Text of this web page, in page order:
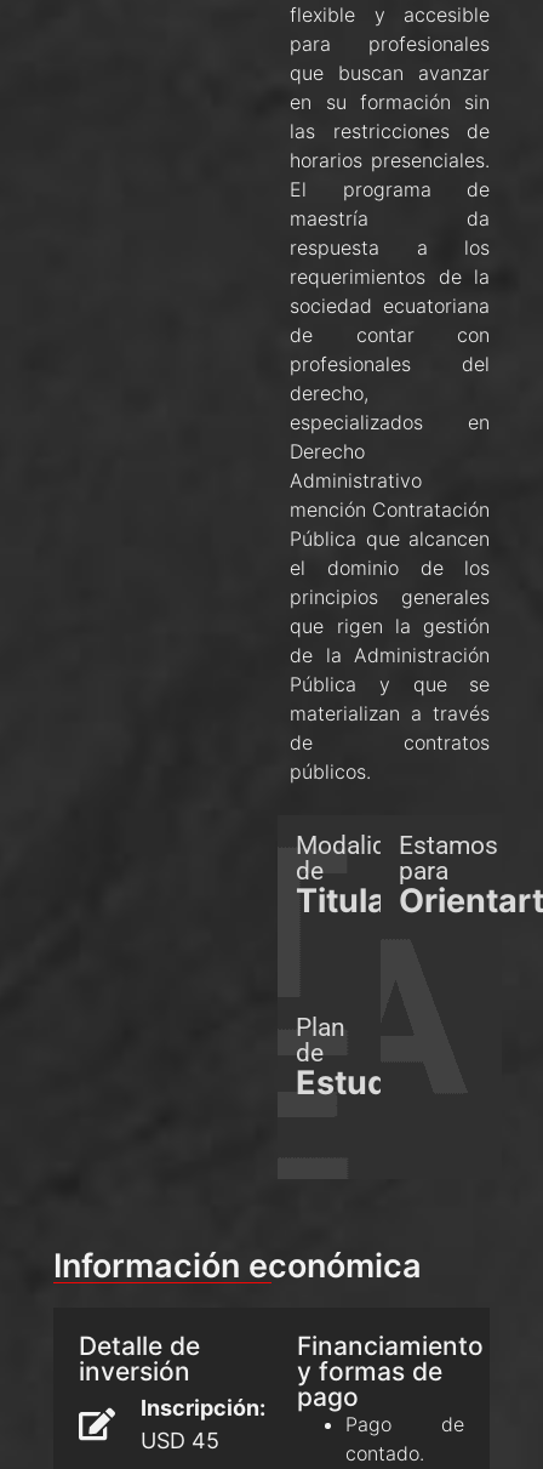
flexible y accesible
para profesionales
que buscan avanzar
en su formación sin
las restricciones de
horarios presenciales.
El programa de
maestría da
respuesta a los
requerimientos de la
sociedad ecuatoriana
de contar con
profesionales del
derecho,
especializados en
Derecho
Administrativo
mención Contratación
Pública que alcancen
el dominio de los
principios generales
que rigen la gestión
de la Administración
Pública y que se
materializan a través
de contratos
públicos.
Modalidades
de
Titulación
Plan
de
Estudios
Estamos
para
Información económica
Detalle de
inversión
Inscripción:
USD 45
Financiamiento
y formas de
pago
Pago de
contado.